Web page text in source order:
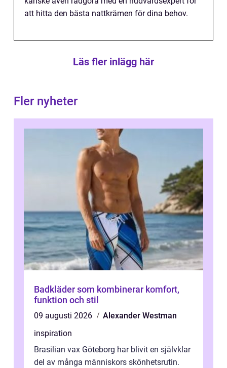
att hitta den bästa nattkrämen för dina behov.
Läs fler inlägg här
Fler nyheter
Badkläder som kombinerar komfort,
funktion och stil
09 augusti 2026
Alexander Westman
inspiration
Brasilian vax Göteborg har blivit en självklar
del av många människors skönhetsrutin.